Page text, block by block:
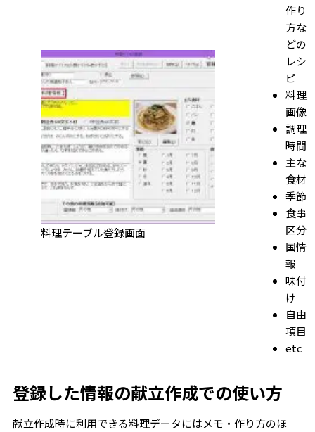
料理テーブル登録画面
作り
方な
どの
レシ
ピ
料理
画像
調理
時間
主な
食材
季節
食事
区分
国情
報
味付
け
自由
項目
etc
登録した情報の献立作成での使い方
献立作成時に利用できる料理データにはメモ・作り方のほ